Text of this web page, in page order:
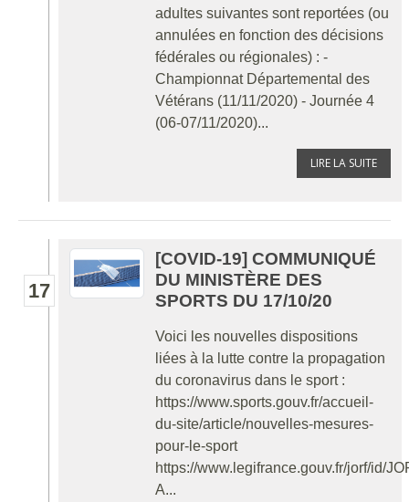
adultes suivantes sont reportées (ou
annulées en fonction des décisions
fédérales ou régionales) : -
Championnat Départemental des
Vétérans (11/11/2020) - Journée 4
(06-07/11/2020)...
LIRE LA SUITE
17
[COVID-19] COMMUNIQUÉ
DU MINISTÈRE DES
SPORTS DU 17/10/20
Voici les nouvelles dispositions
liées à la lutte contre la propagation
du coronavirus dans le sport :
https://www.sports.gouv.fr/accueil-
du-site/article/nouvelles-mesures-
pour-le-sport
https://www.legifrance.gouv.fr/jorf/id/
A...